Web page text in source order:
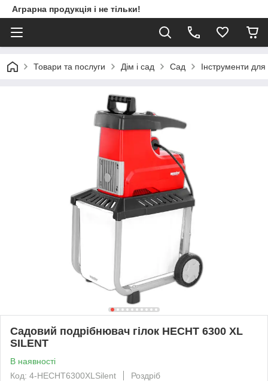
Аграрна продукція і не тільки!
Товари та послуги Дім і сад Сад Інструменти для
Садовий подрібнювач гілок HECHT 6300 XL
SILENT
В наявності
Код: 4-HECHT6300XLSilent
Роздріб